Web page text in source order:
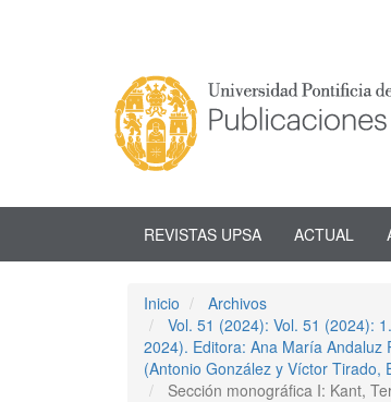
REVISTAS UPSA ACTUAL
Inicio
Archivos
Vol. 51 (2024): Vol. 51 (2024):
2024). Editora: Ana María Andaluz
(Antonio González y Víctor Tirado,
Sección monográfica I: Kant,